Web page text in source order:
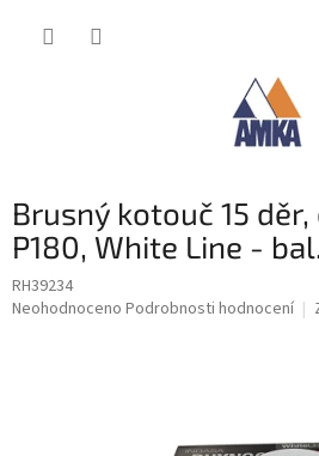
Brusný kotouč 15 děr,
P180, White Line -
RH39234
Průměrné
Neohodnoceno Podrobnosti hodnocení